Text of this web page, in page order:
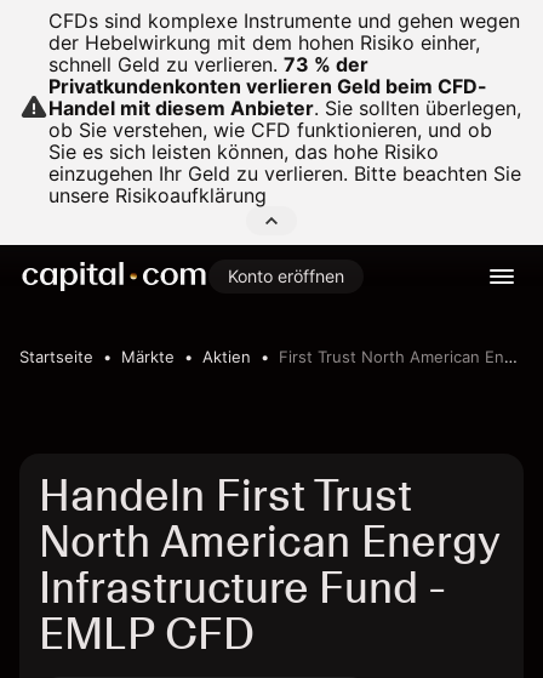
CFDs sind komplexe Instrumente und gehen wegen
der Hebelwirkung mit dem hohen Risiko einher,
schnell Geld zu verlieren. 73 % der
Privatkundenkonten verlieren Geld beim CFD-
Handel mit diesem Anbieter. Sie sollten überlegen,
ob Sie verstehen, wie CFD funktionieren, und ob
Sie es sich leisten können, das hohe Risiko
einzugehen Ihr Geld zu verlieren. Bitte beachten Sie
unsere Risikoaufklärung
Konto eröffnen
Startseite Märkte Aktien First Trust North American Energy Infrastructure Fund
Handeln First Trust
North American Energy
Infrastructure Fund -
EMLP CFD